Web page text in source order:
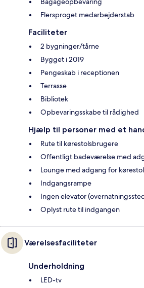
Flersproget medarbejderstab
Faciliteter
2 bygninger/tårne
Bygget i 2019
Pengeskab i receptionen
Terrasse
Bibliotek
Opbevaringsskabe til rådighed
Hjælp til personer med et
Rute til kørestolsbrugere
Offentligt badeværelse med
Lounge med adgang for
Indgangsrampe
Ingen elevator
Oplyst rute til indgangen
Værelsesfaciliteter
Underholdning
LED-tv